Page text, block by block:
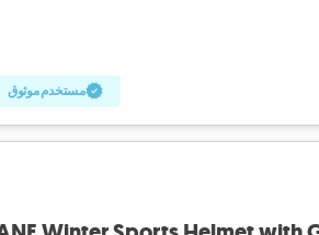
مستخدم موثوق